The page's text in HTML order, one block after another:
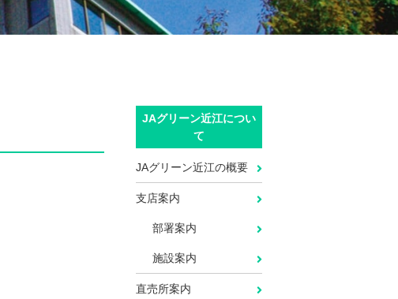
JAグリーン近江につい
て
JAグリーン近江の概要
支店案内
部署案内
施設案内
直売所案内